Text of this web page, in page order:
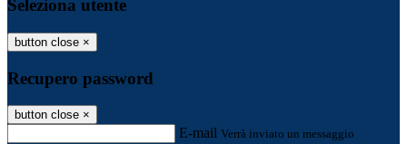
Seleziona utente
button close ×
Recupero password
button close ×
E-mail Verrà inviato un messaggio